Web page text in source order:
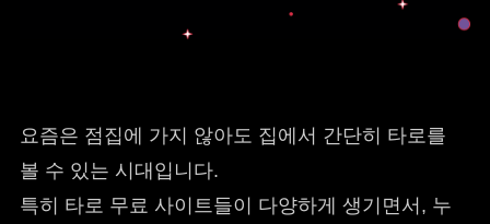
요즘은 점집에 가지 않아도 집에서 간단히 타로를
볼 수 있는 시대입니다.
특히 타로 무료 사이트들이 다양하게 생기면서, 누